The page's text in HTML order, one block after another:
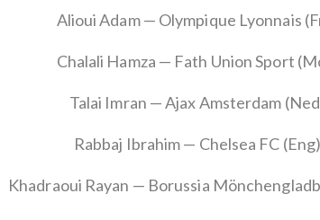
Alioui Adam — Olympique Lyonnais
Chalali Hamza — Fath Union Sport
Talai Imran — Ajax Amsterdam
Rabbaj Ibrahim — Chelsea FC (Eng)
Khadraoui Rayan — Borussia